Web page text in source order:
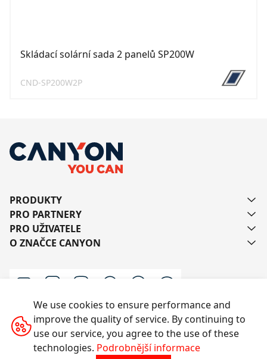
Skládací solární sada 2 panelů SP200W
CND-SP200W2P
PRODUKTY
PRO PARTNERY
PRO UŽIVATELE
O ZNAČCE CANYON
Kontaktujte nás
We use cookies to ensure performance and
improve the quality of service. By continuing to
use our service, you agree to the use of these
technologies. Podrobnější informace